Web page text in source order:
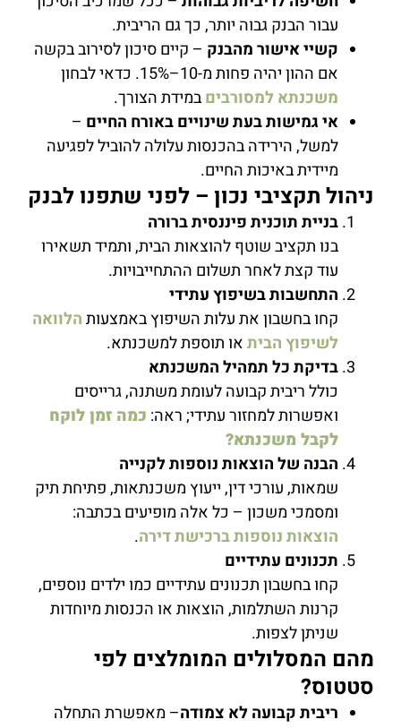
עבור הבנק גבוה יותר, כך גם הריבית.
קשיי אישור מהבנק– קיים סיכון לסירוב בקשה
אם ההון יהיה פחות מ-10–15%. כדאי לבחון
משכנתא למסורביםבמידת הצורך.
אי גמישות בעת שינויים באורח החיים–
למשל, הירידה בהכנסות עלולה להוביל לפגיעה
מיידית באיכות החיים.
ניהול תקציבי נכון – לפני שתפנו לבנק
בניית תוכנית פיננסית ברורה
בנו תקציב שוטף להוצאות הבית, ותמיד תשאירו
עוד קצת לאחר תשלום ההתחייבויות.
התחשבות בשיפוץ עתידי
קחו בחשבון את עלות השיפוץ באמצעותהלוואה
לשיפוץ הביתאו תוספת למשכנתא.
בדיקת כל תמהיל המשכנתא
כולל ריבית קבועה לעומת משתנה, גרייסים
ואפשרות למחזור עתידי; ראה: כמה זמן לוקח
לקבל משכנתא?
הבנה של הוצאות נוספות לקנייה
שמאות, עורכי דין, ייעוץ משכנתאות, פתיחת תיק
ומסמכי משכון – כל אלה מופיעים בכתבה:
הוצאות נוספות ברכישת דירה.
תכנונים עתידיים
קחו בחשבון תכנונים עתידיים כמו ילדים נוספים,
קרנות השתלמות, הוצאות או הכנסות מיוחדות
שניתן לצפות.
מהם המסלולים המומלצים לפי
סטטוס?
ריבית קבועה לא צמודה– מאפשרת התחלה